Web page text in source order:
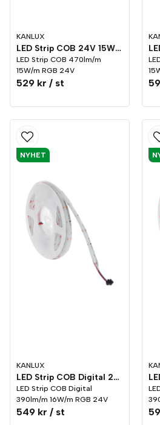
KANLUX
LED Strip COB 24V 15W/m RGB
LED Strip COB 470lm/m
15W/m RGB 24V
529 kr / st
KANLUX
LED Strip COB Digital 24V 16W/m RGB
LED Strip COB Digital
390lm/m 16W/m RGB 24V
549 kr / st
NYHET